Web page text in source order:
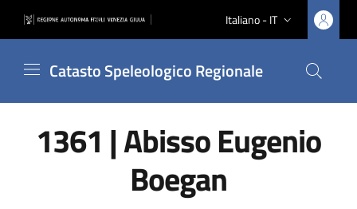
Lingua attiva:
Italiano - IT
Catasto Speleologico Regionale Cerca
1361 | Abisso Eugenio
Boegan